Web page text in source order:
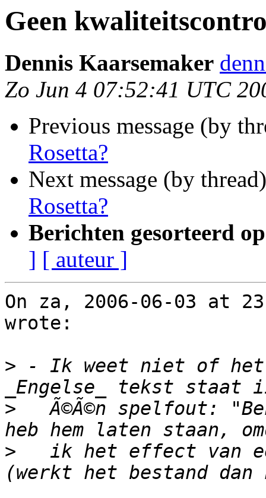
Geen
Dennis Kaarsemaker
Zo Jun 4 07:52:41 UTC
Previous message (by
Rosetta?
Next message (by
Rosetta?
Berichten gesorteerd
] [ auteur ]
On za, 2006-06-03 at
wrote:
> - Ik weet niet of het
>
Ã©Ã©n spelfout:
>
ik het effect van